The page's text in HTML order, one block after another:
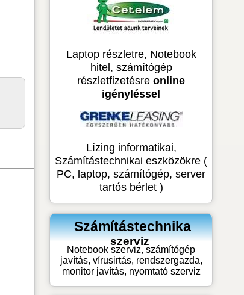
Laptop részletre, Notebook
hitel, számítógép
részletfizetésreonline
igényléssel
Lízing informatikai,
Számítástechnikai eszközökre (
PC, laptop, számítógép, server
tartós bérlet )
Számítástechnika
szerviz
Notebook szerviz, számítógép
javítás, vírusirtás, rendszergazda,
monitor javítás, nyomtató szerviz